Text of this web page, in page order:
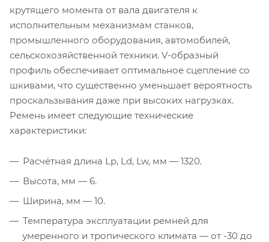
крутящего момента от вала двигателя к
исполнительным механизмам станков,
промышленного оборудования, автомобилей,
сельскохозяйственной техники. V-образный
профиль обеспечивает оптимальное сцепление со
шкивами, что существенно уменьшает вероятность
проскальзывания даже при высоких нагрузках.
Ремень имеет следующие технические
характеристики:
Расчётная длина Lp, Ld, Lw, мм — 1320.
Высота, мм — 6.
Ширина, мм — 10.
Температура эксплуатации ремней для
умеренного и тропического климата — от -30 до